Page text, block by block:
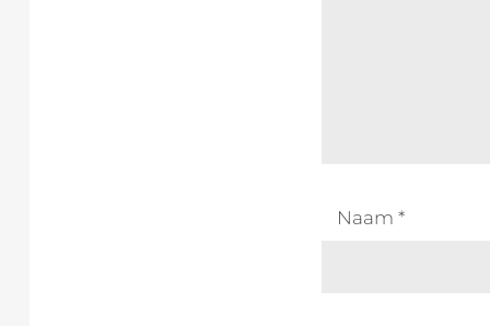
Naam *